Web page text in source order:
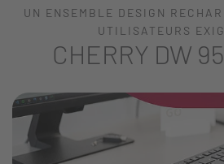
UN ENSEMBLE DESIGN
UTILISATEURS
CHERRY DW